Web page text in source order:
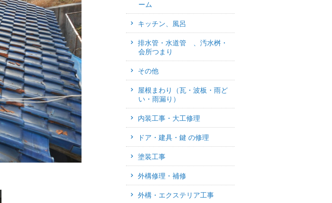
ーム
キッチン、風呂
排水管・水道管 、汚水桝・
会所つまり
その他
屋根まわり（瓦・波板・雨ど
い・雨漏り）
内装工事・大工修理
ドア・建具・鍵 の修理
塗装工事
外構修理・補修
外構・エクステリア工事